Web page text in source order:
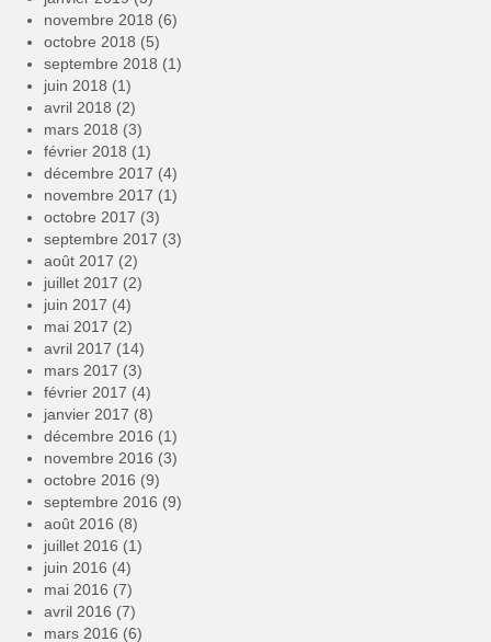
novembre 2018 (6)
octobre 2018 (5)
septembre 2018 (1)
juin 2018 (1)
avril 2018 (2)
mars 2018 (3)
février 2018 (1)
décembre 2017 (4)
novembre 2017 (1)
octobre 2017 (3)
septembre 2017 (3)
août 2017 (2)
juillet 2017 (2)
juin 2017 (4)
mai 2017 (2)
avril 2017 (14)
mars 2017 (3)
février 2017 (4)
janvier 2017 (8)
décembre 2016 (1)
novembre 2016 (3)
octobre 2016 (9)
septembre 2016 (9)
août 2016 (8)
juillet 2016 (1)
juin 2016 (4)
mai 2016 (7)
avril 2016 (7)
mars 2016 (6)